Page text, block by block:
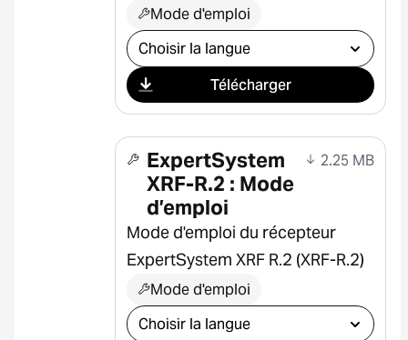
Mode d'emploi
Sélectionner le téléchargement
Télécharger
ExpertSystem
XRF-R.2 : Mode
d’emploi
2.25 MB
Mode d'emploi du récepteur
ExpertSystem XRF R.2 (XRF-R.2)
Mode d'emploi
Sélectionner le téléchargement